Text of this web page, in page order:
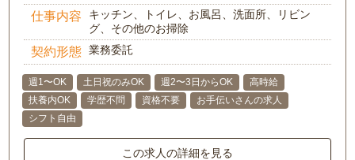
仕事内容
キッチン、トイレ、お風呂、洗面所、リビン
グ、その他のお掃除
契約形態 業務委託
週1〜OK 土日祝のみOK 週2〜3日からOK
高時給
扶養内OK
学歴不問 資格不要
お手伝いさんの求人
シフト自由
この求人の詳細を見る